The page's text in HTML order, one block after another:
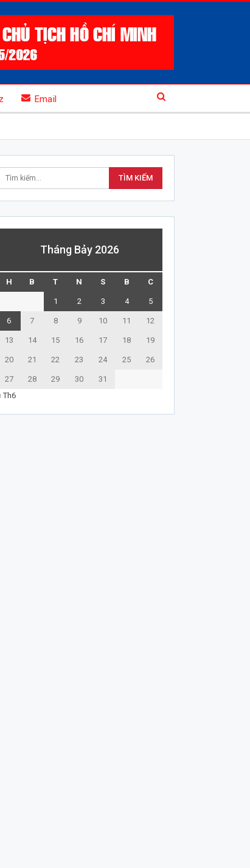
Email
Tháng Bảy 2026
H B T N S B C
1 2 3 4 5
6 7 8 9 10 11 12
13 14 15 16 17 18 19
20 21 22 23 24 25 26
27 28 29 30
31
Th6